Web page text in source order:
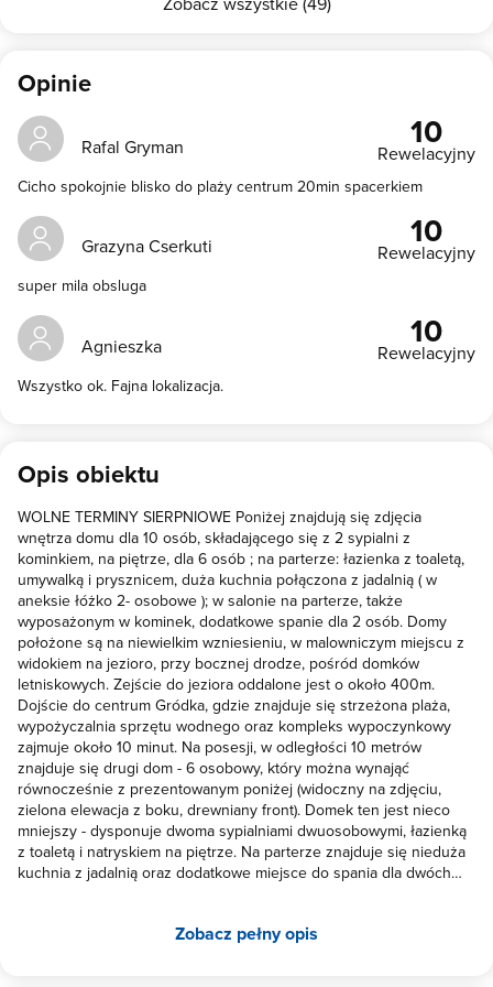
Opinie
Rafal Gryman 10
Rewelacyjny
Cicho spokojnie blisko do plaży centrum 20min spacerkiem
Grazyna Cserkuti 10
Rewelacyjny
super mila obsluga
Agnieszka 10
Rewelacyjny
Wszystko ok. Fajna lokalizacja.
Opis obiektu
WOLNE TERMINY SIERPNIOWE Poniżej znajdują się zdjęcia
wnętrza domu dla 10 osób, składającego się z 2 sypialni z
kominkiem, na piętrze, dla 6 osób ; na parterze: łazienka z toaletą,
umywalką i prysznicem, duża kuchnia połączona z jadalnią ( w
aneksie łóżko 2- osobowe ); w salonie na parterze, także
wyposażonym w kominek, dodatkowe spanie dla 2 osób. Domy
położone są na niewielkim wzniesieniu, w malowniczym miejscu z
widokiem na jezioro, przy bocznej drodze, pośród domków
letniskowych. Zejście do jeziora oddalone jest o około 400m.
Dojście do centrum Gródka, gdzie znajduje się strzeżona plaża,
wypożyczalnia sprzętu wodnego oraz kompleks wypoczynkowy
zajmuje około 10 minut. Na posesji, w odległości 10 metrów
znajduje się drugi dom - 6 osobowy, który można wynająć
równocześnie z prezentowanym poniżej (widoczny na zdjęciu,
zielona elewacja z boku, drewniany front). Domek ten jest nieco
mniejszy - dysponuje dwoma sypialniami dwuosobowymi, łazienką
z toaletą i natryskiem na piętrze. Na parterze znajduje się nieduża
kuchnia z jadalnią oraz dodatkowe miejsce do spania dla dwóch
kosmetyki. W sumie dysponujemy maksymalnie 16 miejscami w
Zobacz pełny opis